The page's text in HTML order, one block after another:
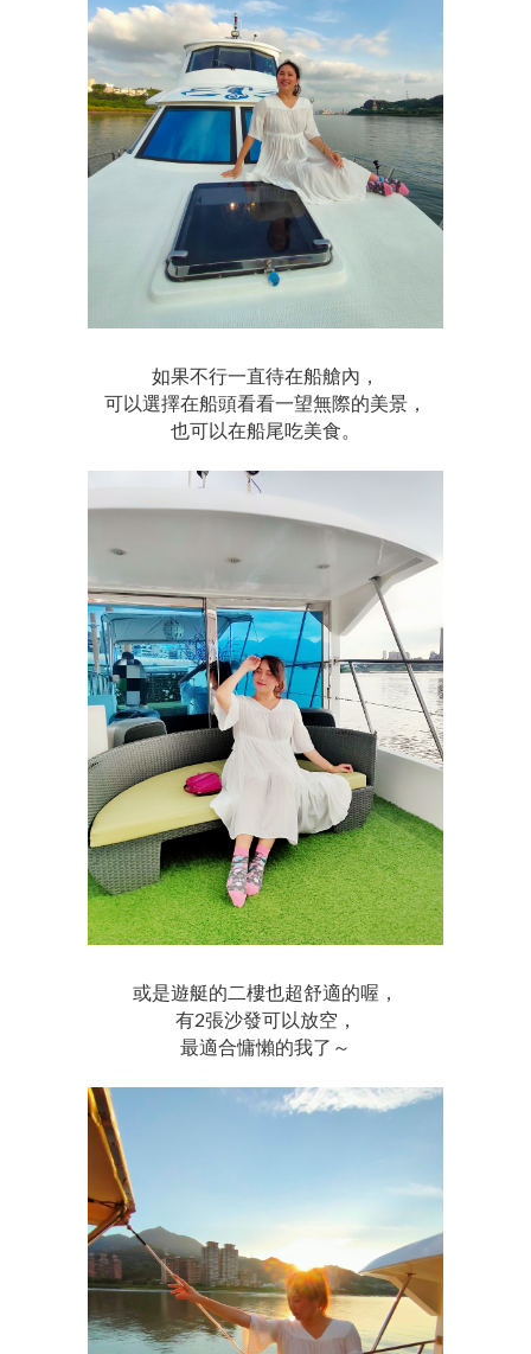
如果不行一直待在船艙內，
可以選擇在船頭看看一望無際的美景，
也可以在船尾吃美食。
或是遊艇的二樓也超舒適的喔，
有2張沙發可以放空，
最適合慵懶的我了～